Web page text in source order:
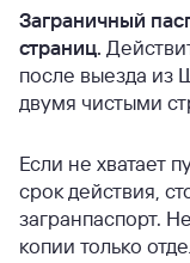
Заграничный
страниц.
после выезда из
двумя чистыми
Если не хватает
срок действия,
загранпаспорт.
копии только